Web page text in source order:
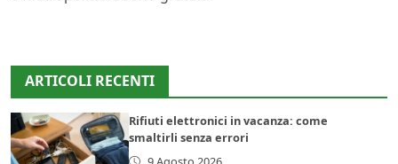
ARTICOLI RECENTI
Rifiuti elettronici in vacanza: come
smaltirli senza errori